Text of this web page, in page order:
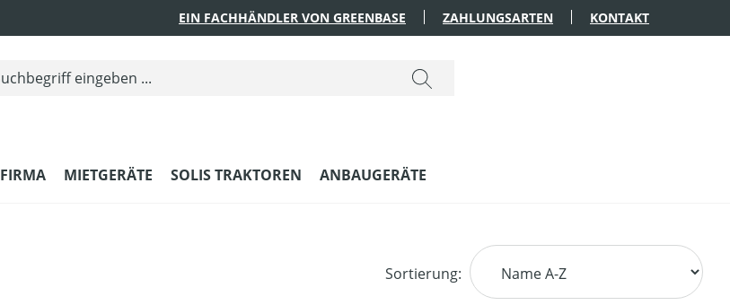
EIN FACHHÄNDLER VON GREENBASE ZAHLUNGSARTEN KONTAKT
FIRMA MIETGERÄTE SOLIS TRAKTOREN ANBAUGERÄTE
Sortierung: